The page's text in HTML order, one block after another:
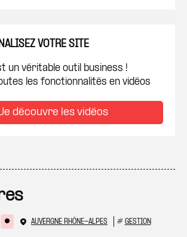
VOTRE SITE
un véritable outil business !
les fonctionnalités en vidéos
découvre les vidéos
AUVERGNE RHÔNE-ALPES # GESTION